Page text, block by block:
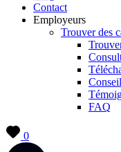
Contact
Employeurs
Trouver des
FAQ
0